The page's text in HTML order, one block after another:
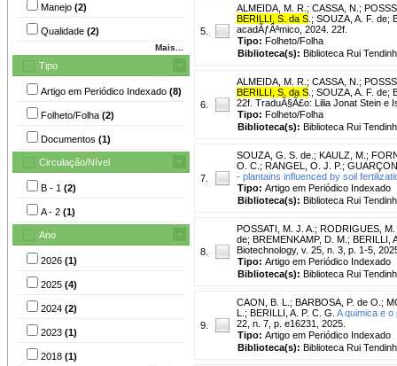
Manejo (2)
Qualidade (2)
Mais...
Tipo
Artigo em Periódico Indexado (8)
Folheto/Folha (2)
Documentos (1)
Circulação/Nível
B - 1 (2)
A - 2 (1)
Ano
2026 (1)
2025 (4)
2024 (2)
2023 (1)
2018 (1)
5.
ALMEIDA, M. R. ; CASSA, N. ;
BERILLI, S. da S ; SOUZA, A. F. de;
acadÃƒÂªmico, 2024. 22f.
Tipo: Folheto/Folha
Biblioteca(s): Biblioteca Rui
6.
ALMEIDA, M. R. ; CASSA, N. ;
BERILLI, S. da S ; SOUZA, A. F. de;
22f. TraduÃ§Ã£o: Lilia Jonat Stein e
Tipo: Folheto/Folha
Biblioteca(s): Biblioteca Rui
7.
SOUZA, G. S. de. ; KAULZ, M. ;
O. C. ; RANGEL, O. J. P. ;
- plantains influenced by soil
Tipo: Artigo em Periódico Indexado
Biblioteca(s): Biblioteca Rui
8.
POSSATI, M. J. A. ; RODRIGUES, M.
de; BREMENKAMP, D. M. ; BERILLI,
Biotechnology, v. 25, n. 3, p. 1-5,
Tipo: Artigo em Periódico Indexado
Biblioteca(s): Biblioteca Rui
9.
CAON, B. L. ; BARBOSA, P. de O. ;
L. ; BERILLI, A. P. C. G. A quimica e
22, n. 7, p. e16231, 2025.
Tipo: Artigo em Periódico Indexado
Biblioteca(s): Biblioteca Rui